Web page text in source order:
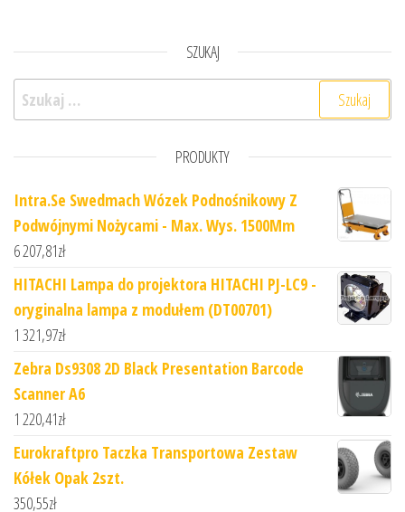
SZUKAJ
Szukaj:
PRODUKTY
Intra.Se Swedmach Wózek Podnośnikowy Z
Podwójnymi Nożycami - Max. Wys. 1500Mm
6 207,81zł
HITACHI Lampa do projektora HITACHI PJ-LC9 -
oryginalna lampa z modułem (DT00701)
1 321,97zł
Zebra Ds9308 2D Black Presentation Barcode
Scanner A6
1 220,41zł
Eurokraftpro Taczka Transportowa Zestaw
Kółek Opak 2szt.
350,55zł